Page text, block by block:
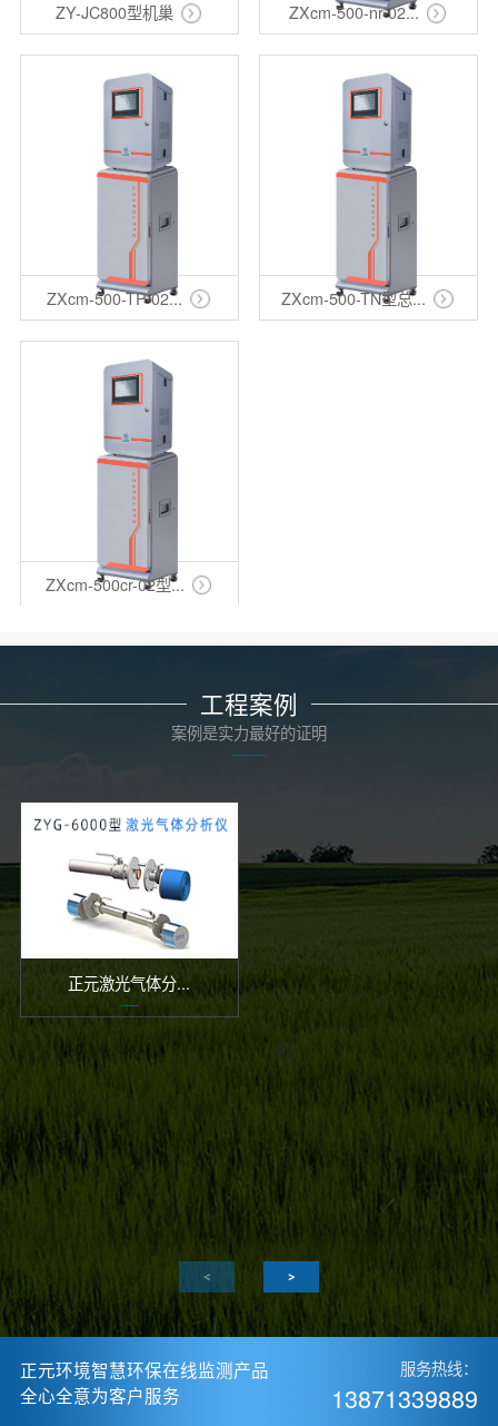
ZY-JC800型机巢 ZXcm-500-nr-02...
ZXcm-500-TP-02... ZXcm-500-TN型总...
ZXcm-500cr-02型...
工程案例
案例是实力最好的证明
正元激光气体分...
正元环境智慧环保在线监测产品
全心全意为客户服务
服务热线：
13871339889